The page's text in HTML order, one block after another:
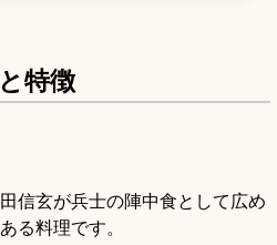
特徴
信玄が兵士の陣中食として広め
る料理です。